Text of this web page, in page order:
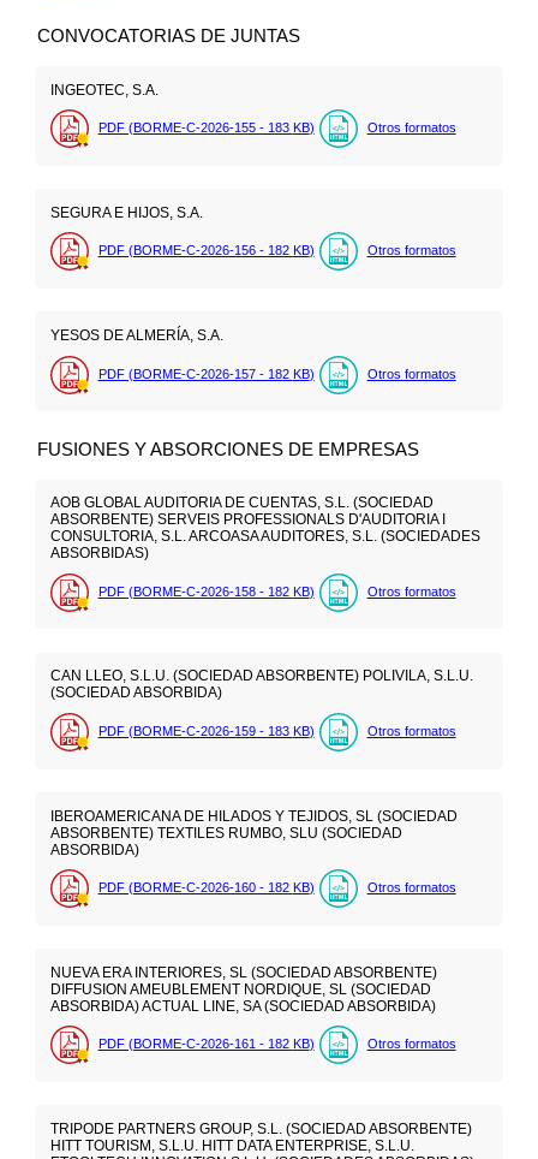
CONVOCATORIAS DE JUNTAS
INGEOTEC, S.A.
PDF (BORME-C-2026-155 - 183 KB) Otros formatos
SEGURA E HIJOS, S.A.
PDF (BORME-C-2026-156 - 182 KB) Otros formatos
YESOS DE ALMERÍA, S.A.
PDF (BORME-C-2026-157 - 182 KB) Otros formatos
FUSIONES Y ABSORCIONES DE EMPRESAS
AOB GLOBAL AUDITORIA DE CUENTAS, S.L. (SOCIEDAD
ABSORBENTE) SERVEIS PROFESSIONALS D'AUDITORIA I
CONSULTORIA, S.L. ARCOASA AUDITORES, S.L. (SOCIEDADES
ABSORBIDAS)
PDF (BORME-C-2026-158 - 182 KB) Otros formatos
CAN LLEO, S.L.U. (SOCIEDAD ABSORBENTE) POLIVILA, S.L.U.
(SOCIEDAD ABSORBIDA)
PDF (BORME-C-2026-159 - 183 KB) Otros formatos
IBEROAMERICANA DE HILADOS Y TEJIDOS, SL (SOCIEDAD
ABSORBENTE) TEXTILES RUMBO, SLU (SOCIEDAD
ABSORBIDA)
PDF (BORME-C-2026-160 - 182 KB) Otros formatos
NUEVA ERA INTERIORES, SL (SOCIEDAD ABSORBENTE)
DIFFUSION AMEUBLEMENT NORDIQUE, SL (SOCIEDAD
ABSORBIDA) ACTUAL LINE, SA (SOCIEDAD ABSORBIDA)
PDF (BORME-C-2026-161 - 182 KB) Otros formatos
TRIPODE PARTNERS GROUP, S.L. (SOCIEDAD ABSORBENTE)
HITT TOURISM, S.L.U. HITT DATA ENTERPRISE, S.L.U.